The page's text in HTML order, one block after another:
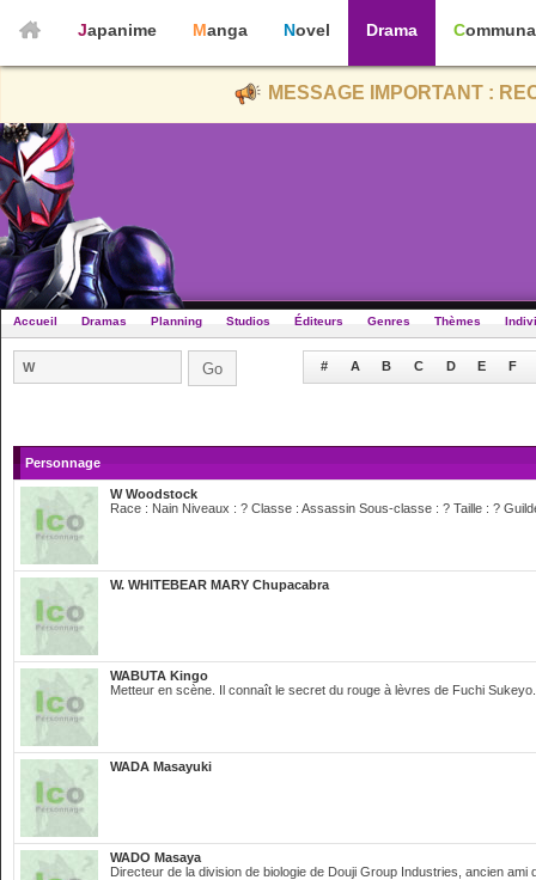
Japanime Manga Novel Drama
MESSAGE IMPORTANT :
Accueil Dramas Planning Studios Éditeurs Genres Thèmes
# A B C D E F
Personnage
W Woodstock
Race : Nain Niveaux : ? Classe : Assassin Sous-classe : ? Taille : ?
W. WHITEBEAR MARY Chupacabra
WABUTA Kingo
Metteur en scène. Il connaît le secret du rouge à lèvres de Fuchi Sukeyo.
WADA Masayuki
WADO Masaya
Directeur de la division de biologie de Douji Group Industries, ancien ami